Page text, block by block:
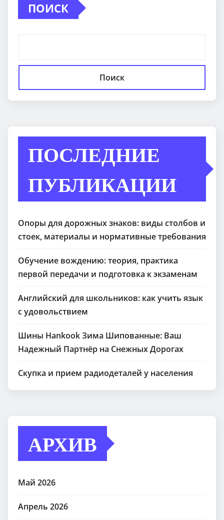
ПОИСК
Поиск
ПОСЛЕДНИЕ
ПУБЛИКАЦИИ
Опоры для дорожных знаков: виды столбов и
стоек, материалы и нормативные требования
Обучение вождению: теория, практика
первой передачи и подготовка к экзаменам
Английский для школьников: как учить язык
с удовольствием
Шины Hankook Зима Шипованные: Ваш
Надежный Партнёр на Снежных Дорогах
Скупка и прием радиодеталей у населения
АРХИВ
Май 2026
Апрель 2026